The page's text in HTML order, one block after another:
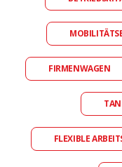
FIRMENWAGEN
FLEXIBLE